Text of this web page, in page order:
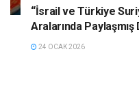
“İsrail ve Türkiye
Aralarında Paylaşmış
24 OCAK 2026